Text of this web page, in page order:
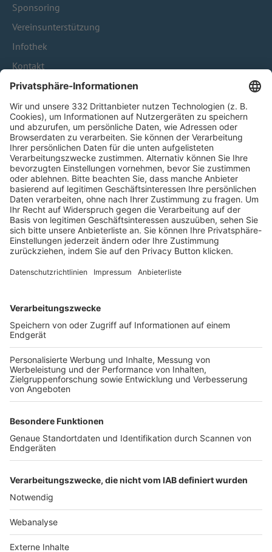
Sponsoring
Vereinsunterstützung
Infothek
Kontakt
HÄUFIG BESUCHTE SEITEN
Pässe und Vereinswechsel
Trainerausbildung
Schulungsangebot Vereinsmitarbeiter
BFV-Geschäftsstellen
Trainerbörse
Login SpielPlus
FOLGE DEM BFV
TOP-VEREINE
TOP-PARTNER
Nutzungsbedingungen Datenschutz Impressum